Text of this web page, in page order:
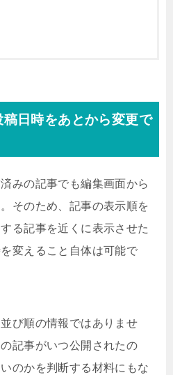
日時をあとから変更で
みの記事でも編集画面から
そのため、記事の表示順を
る記事を近くに表示させた
変えること自体は可能で
び順の情報ではありませ
記事がいつ公開されたの
のかを判断する材料にもな